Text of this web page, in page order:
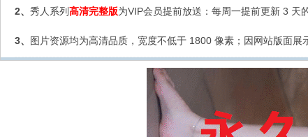
2、 秀人系列高清完整版为VIP会员提前放送：每周一提前更新 3 天
3、 图片资源均为高清品质，宽度不低于 1800 像素；因网站版面展